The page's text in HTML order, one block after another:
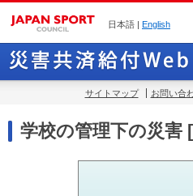
日本語 | English
サイトマップ お問い合
学校の管理下の災害